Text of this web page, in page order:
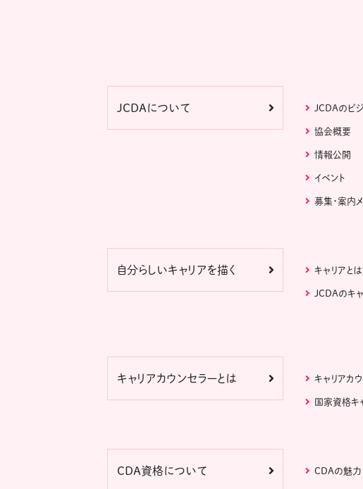
JCDAについて JCDAのビ
協会概要
情報公開
イベント
募集・案内
自分らしいキャリアを描く キャリアとは
JCDAのキ
キャリアカウンセラーとは キャリアカ
国家資格キ
CDA資格について CDAの魅力